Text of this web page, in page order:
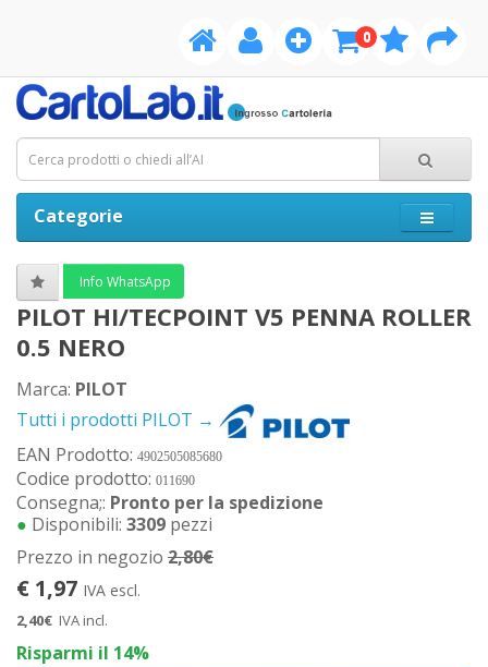
0
Categorie
Info WhatsApp
PILOT HI/TECPOINT V5 PENNA ROLLER
0.5 NERO
Marca: PILOT
Tutti i prodotti PILOT →
EAN Prodotto: 4902505085680
Codice prodotto: 011690
Consegna;: Pronto per la spedizione
● Disponibili: 3309 pezzi
Prezzo in negozio 2,80€
€ 1,97 IVA escl.
2,40€ IVA incl.
Risparmi il 14%